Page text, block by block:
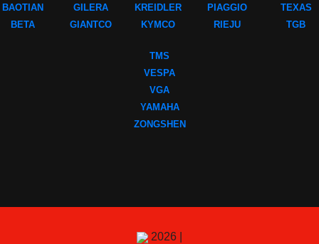
BAOTIAN
BETA
GILERA
GIANTCO
KREIDLER
KYMCO
PIAGGIO
RIEJU
TEXAS
TGB
TMS
VESPA
VGA
YAMAHA
ZONGSHEN
2026 |